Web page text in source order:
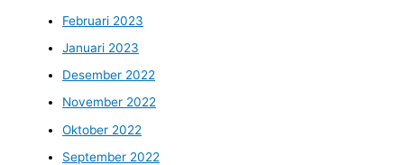
Februari 2023
Januari 2023
Desember 2022
November 2022
Oktober 2022
September 2022